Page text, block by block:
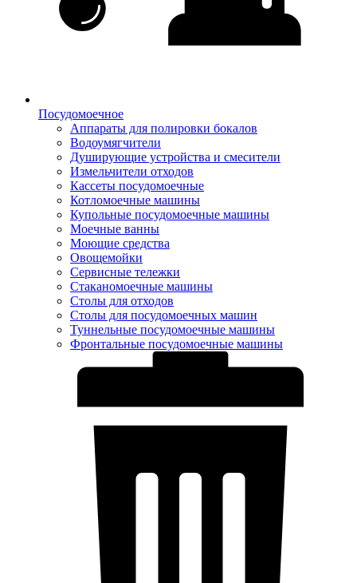
Посудомоечное
Аппараты для полировки бокалов
Водоумягчители
Душирующие устройства и смесители
Измельчители отходов
Кассеты посудомоечные
Котломоечные машины
Купольные посудомоечные машины
Моечные ванны
Моющие средства
Овощемойки
Сервисные тележки
Стаканомоечные машины
Столы для отходов
Столы для посудомоечных машин
Туннельные посудомоечные машины
Фронтальные посудомоечные машины